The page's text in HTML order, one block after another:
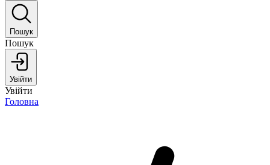
Пошук
Пошук
Увійти
Увійти
Головна